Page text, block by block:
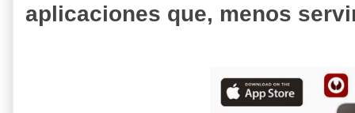
aplicaciones que, menos